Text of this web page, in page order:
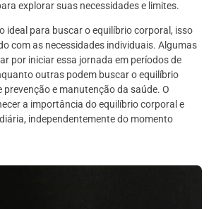
explorar suas necessidades e limites.
ideal para buscar o equilíbrio corporal, isso
com as necessidades individuais. Algumas
por iniciar essa jornada em períodos de
outras podem buscar o equilíbrio
e manutenção da saúde. O
a importância do equilíbrio corporal e
independentemente do momento